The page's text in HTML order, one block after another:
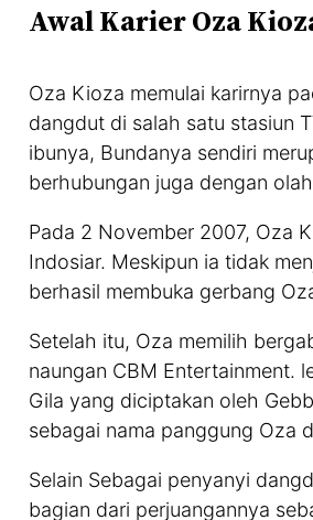
Awal Karier Oza
Oza Kioza memulai karirnya
dangdut di salah satu stasiun
ibunya, Bundanya sendiri
berhubungan juga dengan
Pada 2 November 2007, Oza
Indosiar. Meskipun ia tidak
berhasil membuka gerbang
Setelah itu, Oza memilih
naungan CBM Entertainment.
Gila yang diciptakan oleh
sebagai nama panggung Oza
Selain Sebagai penyanyi
bagian dari perjuangannya